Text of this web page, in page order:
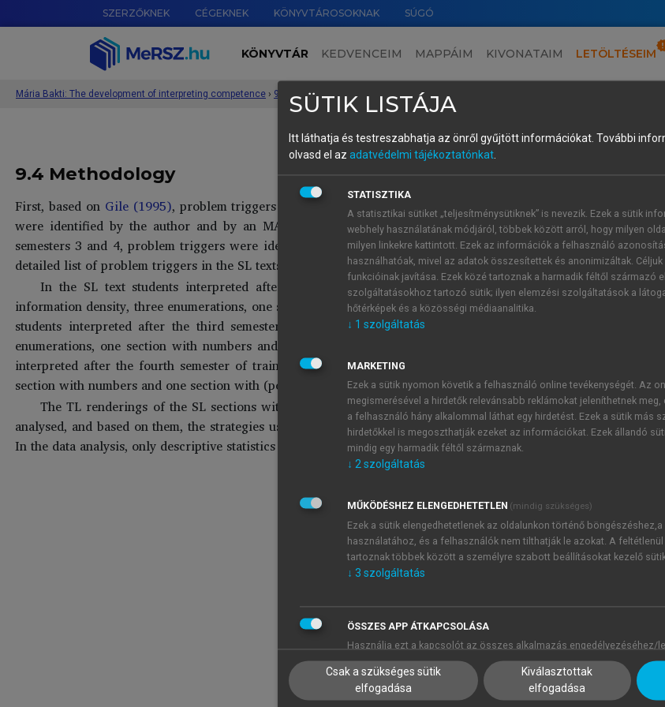
SZERZŐKNEK CÉGEKNEK KÖNYVTÁROSOKNAK SÚGÓ
KÖNYVTÁR KEDVENCEIM MAPPÁIM KIVONATAIM LETÖLTÉSEIM
Mária Bakti: The development of interpreting competence › 9 Strategies used by interpreter trainees to cope with problem triggers in the source
9.4 Methodology
First, based on Gile (1995), problem triggers were identified in the SL texts. Problem triggers for the SL text
were identified by the author and by an MA student doing research into memory and interpreting, and for
semesters 3 and 4, problem triggers were identified by the author of this monograph (See chapter 7, section
detailed list of problem triggers in the SL texts.)
In the SL text students interpreted after the second semester of interpreter training, there were three
information density, three enumerations, one section with numbers and one section with (potentially unknown)
students interpreted after the third semester of interpreter training, there was one section with high
enumerations, one section with numbers and one section with (potentially unknown) names. In the SL text
interpreted after the fourth semester of training, there were two sections with high information density, three
section with numbers and one section with (potentially unknown) names.
The TL renderings of the SL sections with problem triggers in consecutively interpreted Hungarian target
analysed, and based on them, the strategies used by the trainee interpreters were identified based onGile
In the data analysis, only descriptive statistics were used.
SÜTIK LISTÁJA
Itt láthatja és testreszabhatja az önről gyűjtött információkat. További
olvasd el az adatvédelmi tájékoztatónkat.
STATISZTIKA
A statisztikai sütiket „teljesítménysütiknek” is nevezik. Ezek a sütik
webhely használatának módjáról, többek között arról, hogy milyen
milyen linkekre kattintott. Ezek az információk a felhasználó
használhatóak, mivel az adatok összesítettek és anonimizáltak. Céljuk
funkcióinak javítása. Ezek közé tartoznak a harmadik féltől származó
szolgáltatásokhoz tartozó sütik; ilyen elemzési szolgáltatások a
hőtérképek és a közösségi médiaanalitika.
↓ 1 szolgáltatás
MARKETING
Ezek a sütik nyomon követik a felhasználó online tevékenységét. Az
megismerésével a hirdetők relevánsabb reklámokat jeleníthetnek
a felhasználó hány alkalommal láthat egy hirdetést. Ezek a sütik más
hirdetőkkel is megoszthatják ezeket az információkat. Ezek állandó
mindig egy harmadik féltől származnak.
↓ 2szolgáltatás
MŰKÖDÉSHEZ ELENGEDHETETLEN (mindig szükséges)
Ezek a sütik elengedhetetlenek az oldalunkon történő
használatához, és a felhasználók nem tilthatják le azokat. A
tartoznak többek között a személyre szabott beállításokat kezelő
↓ 3 szolgáltatás
ÖSSZES APP ÁTKAPCSOLÁSA
Használja ezt a kapcsolót az összes alkalmazás engedélyezéséhez/
Csak a szükséges sütik
elfogadása
Kiválasztottak
elfogadása